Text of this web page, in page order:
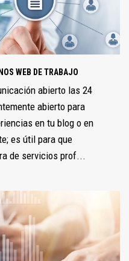
WEB DE TRABAJO
abierto las 24
abierto para
en tu blog o en
es útil para que
de servicios prof...